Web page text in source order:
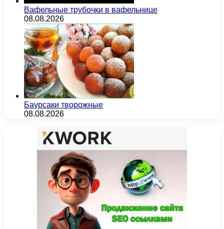
Вафельные трубочки в вафельнице
08.08.2026
Баурсаки творожные
08.08.2026